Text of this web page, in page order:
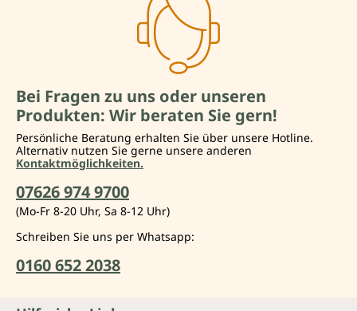
Bei Fragen zu uns oder unseren
Produkten: Wir beraten Sie gern!
Persönliche Beratung erhalten Sie über unsere Hotline.
Alternativ nutzen Sie gerne unsere anderen
Kontaktmöglichkeiten.
07626 974 9700
(Mo-Fr 8-20 Uhr, Sa 8-12 Uhr)
Schreiben Sie uns per Whatsapp:
0160 652 2038